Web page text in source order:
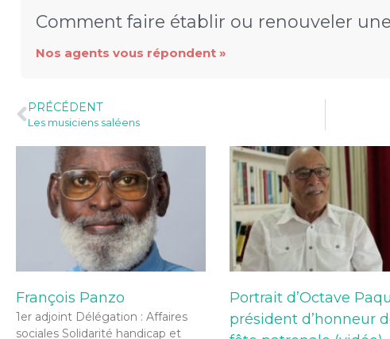
Comment faire établir ou renouveler
Nos agents vous répondent »
PRÉCÉDENT
Les musiciens saléens
François Panzo
1er adjoint Délégation : Affaires
sociales Solidarité handicap et
Portrait d’Octave
président d’honneur